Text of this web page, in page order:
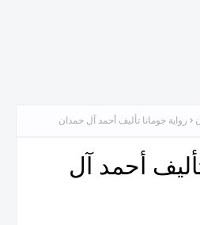
رواية جومانا تأليف أحمد آل حمدان
أحمد آل